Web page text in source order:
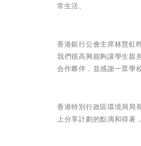
常生活。
香港銀行公會主席林慧虹
我們很高興能夠讓學生親
合作夥伴，並感謝一眾學
香港特別行政區環境局局
上分享計劃的點滴和得著